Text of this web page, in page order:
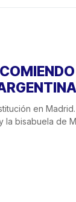
en
la bisabuela de